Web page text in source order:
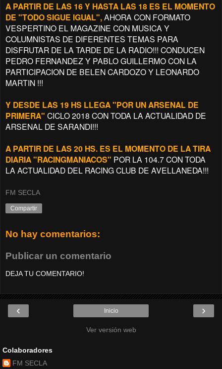
A PARTIR DE LAS 16 Y HASTA LAS 18 ES EL MOMENTO
DE "TODO SIGUE IGUAL",AHORA CON FORMATO
VESPERTINO EL MAGAZINE CON MUSICA Y
COLUMNISTAS DE DIFERENTES TEMAS PARA
DISFRUTAR DE LA TARDE DE LA RADIO!!! CONDUCEN
PEDRO FERNANDEZ Y PABLO GUILLERMO CON LA
PARTICIPACION DE BELEN CARDOZO Y LEONARDO
MARTIN !!!
Y DESDE LAS 19 HS LLEGA "POR UN ARSENAL DE
PRIMERA" CICLO 2018 CON TODA LA ACTUALIDAD DE
ARSENAL DE SARANDI!!!
A PARTIR DE LAS 20 HS. ES EL MOMENTO DE LA TIRA
DIARIA "RACINGMANIACOS" POR LA 104.7 CON TODA
LA ACTUALIDAD DEL RACING CLUB DE AVELLANEDA!!!
FM SECLA
Compartir
No hay comentarios:
Publicar un comentario
DEJA TU COMENTARIO!
‹ ›
Inicio
Ver versión web
Colaboradores
FM SECLA